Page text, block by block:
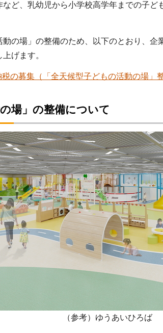
ど、乳幼児から小学校高学年までの子
の場」の整備のため、以下のとおり、
げます。
税の募集（「全天候型子どもの活動の場」
場」の整備について
（参考）ゆうあいひろば